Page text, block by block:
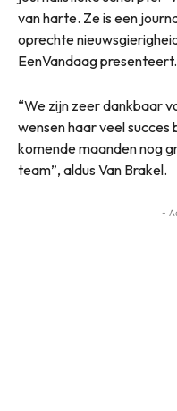
van harte. Ze is een
oprechte
EenVandaag
“We zijn zeer dankbaar
wensen haar veel succes
komende maanden nog
team”, aldus Van Brakel.
-